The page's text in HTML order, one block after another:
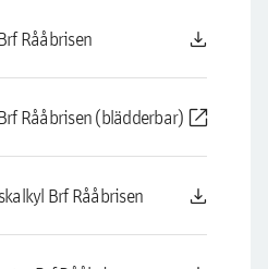
Rååbrisen download
Rååbrisen (blädderbar) open_in_new
Brf Rååbrisen download